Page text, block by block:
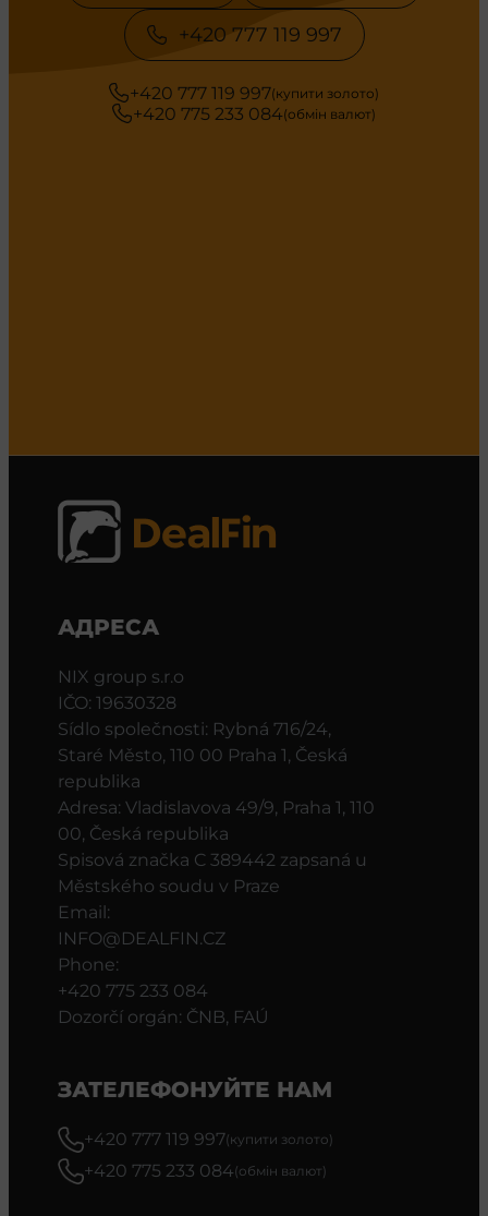
+420 777 119 997
+420 777 119 997(купити золото)
+420 775 233 084(обмін валют)
АДРЕСА
NIX group s.r.o
IČO: 19630328
Sídlo společnosti: Rybná 716/24,
Staré Město, 110 00 Praha 1, Česká
republika
Adresa: Vladislavova 49/9, Praha 1, 110
00, Česká republika
Spisová značka C 389442 zapsaná u
Městského soudu v Praze
Email:
INFO@DEALFIN.CZ
Phone:
+420 775 233 084
Dozorčí orgán: ČNB, FAÚ
ЗАТЕЛЕФОНУЙТЕ НАМ
+420 777 119 997(купити золото)
+420 775 233 084(обмін валют)